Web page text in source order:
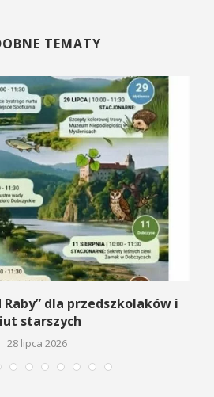
TEMATY
Raby” dla przedszkolaków i
starszych
28 lipca 2026